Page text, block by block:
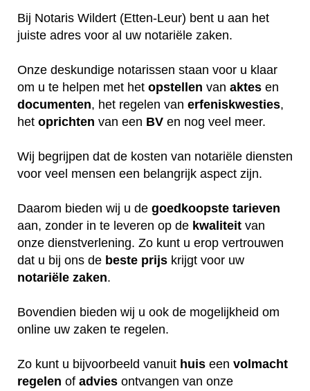
Bij Notaris Wildert (Etten-Leur) bent u aan het
juiste adres voor al uw notariële zaken.
Onze deskundige notarissen staan voor u klaar
om u te helpen met het opstellen van aktes en
documenten, het regelen van erfeniskwesties,
het oprichten van een BV en nog veel meer.
Wij begrijpen dat de kosten van notariële diensten
voor veel mensen een belangrijk aspect zijn.
Daarom bieden wij u de goedkoopste tarieven
aan, zonder in te leveren op de kwaliteit van
onze dienstverlening. Zo kunt u erop vertrouwen
dat u bij ons de beste prijs krijgt voor uw
notariële zaken.
Bovendien bieden wij u ook de mogelijkheid om
online uw zaken te regelen.
Zo kunt u bijvoorbeeld vanuit huis een volmacht
regelen of advies ontvangen van onze